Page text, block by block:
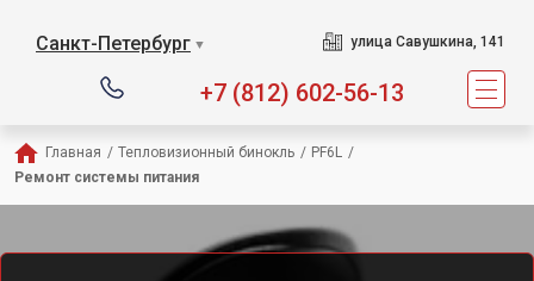
Санкт-Петербург ▼ улица Савушкина, 141
+7 (812) 602-56-13
Главная / Тепловизионный бинокль / PF6L /
Ремонт системы питания